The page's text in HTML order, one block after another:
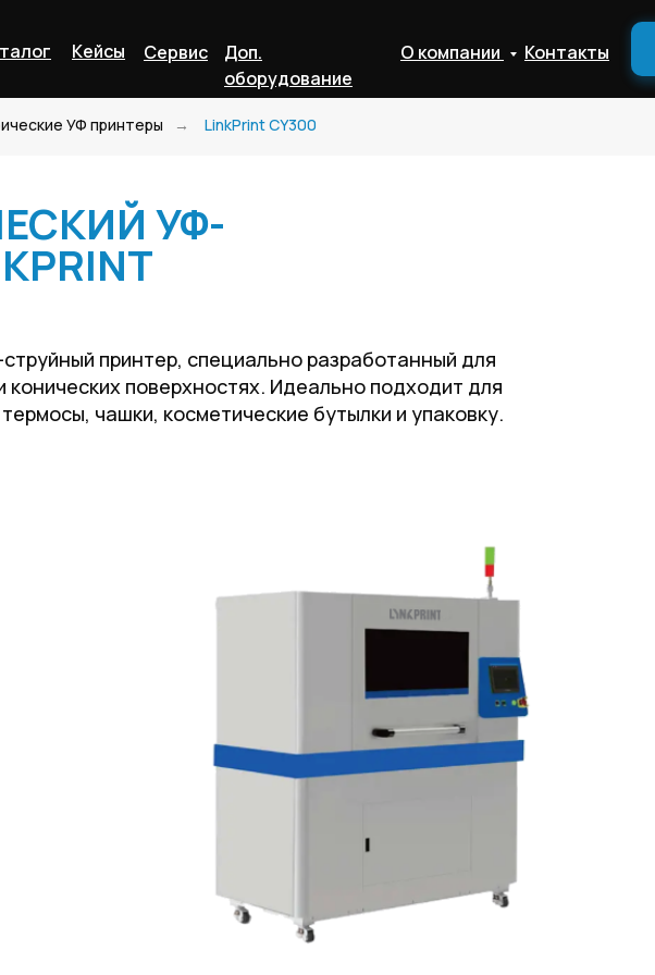
Сервис
Кейсы О компании
Доп.
оборудование
Контакты
УФ принтеры → LinkPrint CY300
УФ-
принтер, специально разработанный для
конических поверхностях. Идеально подходит для
чашки, косметические бутылки и упаковку.